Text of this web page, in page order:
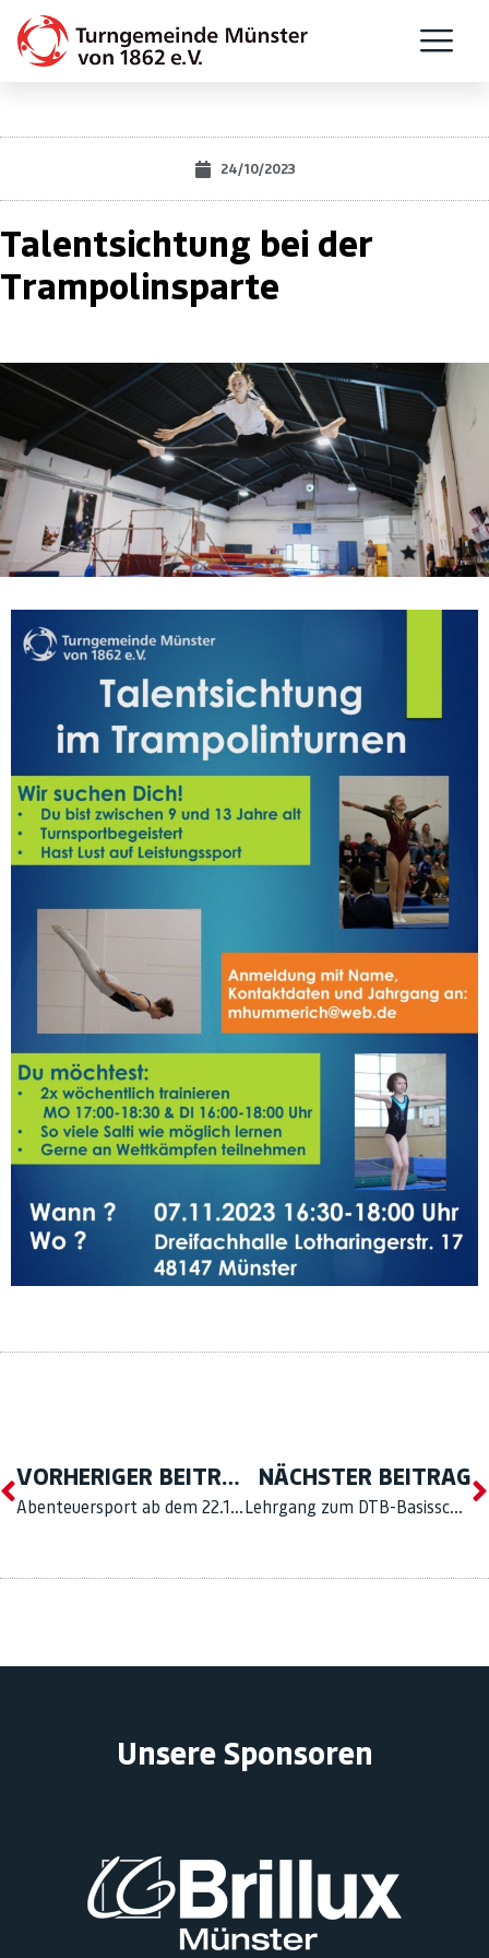
24/10/2023
Talentsichtung bei der
Trampolinsparte
VORHERIGER BEITRAG
Abenteuersport ab dem 22.10. und Sporteln ab dem 5.11.
NÄCHSTER BEITRAG
Lehrgang zum DTB-Basisschein Trampolinturnen im November
Unsere Sponsoren